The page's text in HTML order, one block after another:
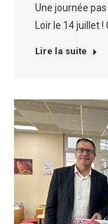
Une journée
Loir le 14 juillet !
Lire la suite